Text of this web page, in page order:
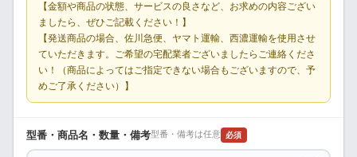
【金額や商品の状態、サービスの良さなど、お求めの内容ござい
ましたら、ぜひご記載ください！】
【発送商品の場合、佐川急便、ヤマト運輸、西濃運輸を使用させ
ていただきます。ご希望の宅配業者ございましたらご連絡くださ
い！（商品によってはご指定できない場合もございますので、予
めご了承ください）】
型番・商品名・数量・備考型番・備考は任意 必須